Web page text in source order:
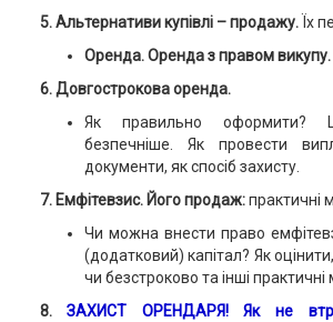
5. Альтернативи купівлі – продажу.Їх
Оренда. Оренда з правом викупу.
6. Довгострокова оренда.
Як правильно
безпечніше. Як провести
документи, як спосіб захисту.
7. Емфітевзис. Його продаж:практичні
Чи можна внести право
(додатковий) капітал? Як
чи безстроково та інші
8.ЗАХИСТ ОРЕНДАРЯ!Як не